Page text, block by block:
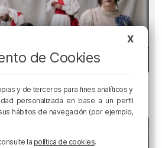
de semana en Bilbao,
del 30 de julio al 2 de
X
de Cookies
y de terceros para fines analíticos y
personalizada en base a un perfil
hábitos de navegación (por ejemplo,
la política de cookies.